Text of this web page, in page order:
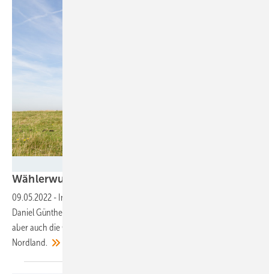
Wählerwunsch: Grüne und Union für Schleswig-
09.05.2022 - In Schleswig-Holstein hat die Union um Regierungschef
Daniel Günther gestern bei den Landtagswahlen deutlich gewonnen,
aber auch die Grünen bekamen so viel Zuspruch wie nie in dem
Nordland.